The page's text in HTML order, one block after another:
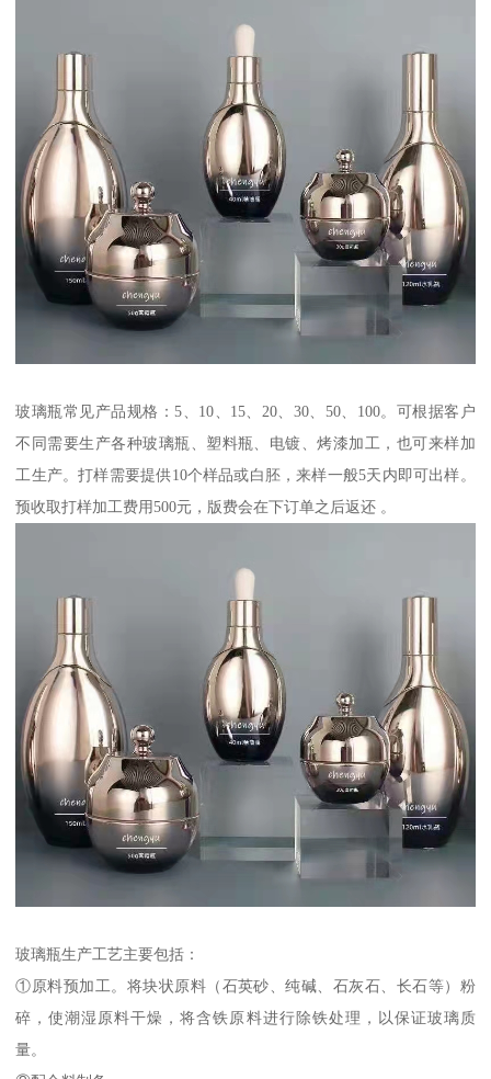
玻璃瓶常见产品规格：5、10、15、20、30、50、100。可根据客户
不同需要生产各种玻璃瓶、塑料瓶、电镀、烤漆加工，也可来样加
工生产。打样需要提供10个样品或白胚，来样一般5天内即可出样。
预收取打样加工费用500元，版费会在下订单之后返还 。
玻璃瓶生产工艺主要包括：
①原料预加工。将块状原料（石英砂、纯碱、石灰石、长石等）粉
碎，使潮湿原料干燥，将含铁原料进行除铁处理，以保证玻璃质
量。